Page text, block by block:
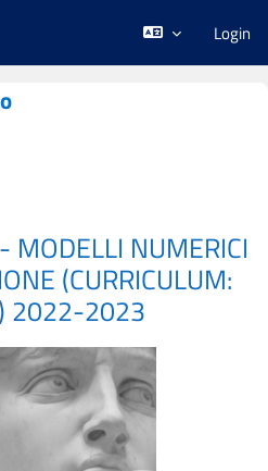
Login
NUMERICI
(CURRICULUM:
2022-2023